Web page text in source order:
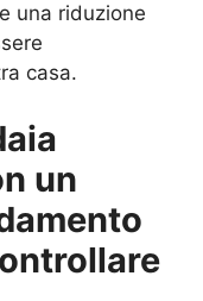
una riduzione
casa.
un